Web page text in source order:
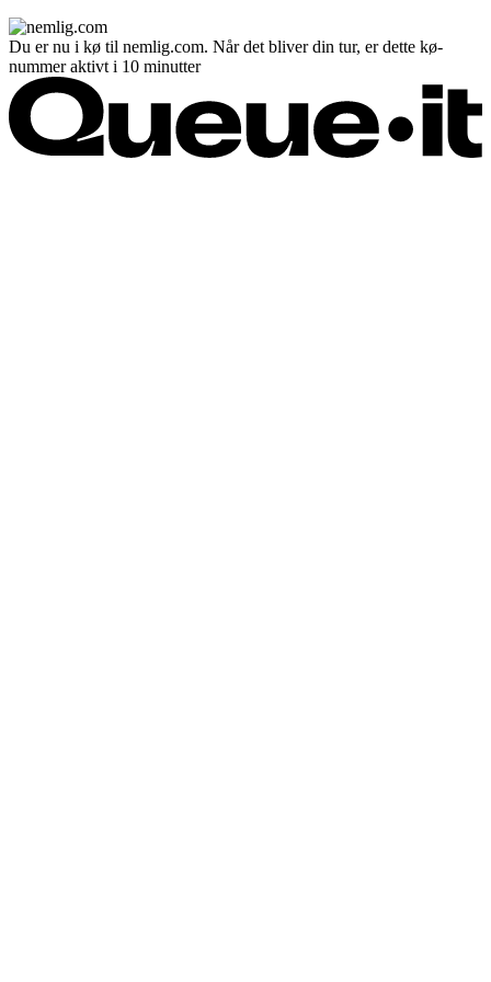
Du er nu i kø til nemlig.com. Når det bliver din tur, er dette kø-
nummer aktivt i 10 minutter